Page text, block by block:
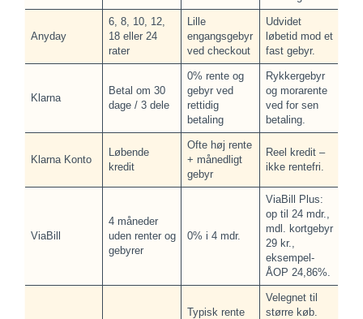
Anyday
6, 8, 10, 12,
18 eller 24
rater
Lille
engangsgebyr
ved checkout
Udvidet
løbetid mod et
fast gebyr.
Klarna
Betal om 30
dage / 3 dele
0% rente og
gebyr ved
rettidig
betaling
Rykkergebyr
og morarente
ved for sen
betaling.
Klarna Konto
Løbende
kredit
Ofte høj rente
+ månedligt
gebyr
Reel kredit –
ikke rentefri.
ViaBill
4 måneder
uden renter og
gebyrer
0% i 4 mdr.
ViaBill Plus:
op til 24 mdr.,
mdl. kortgebyr
29 kr.,
eksempel-
ÅOP 24,86%.
Typisk rente
Velegnet til
større køb.